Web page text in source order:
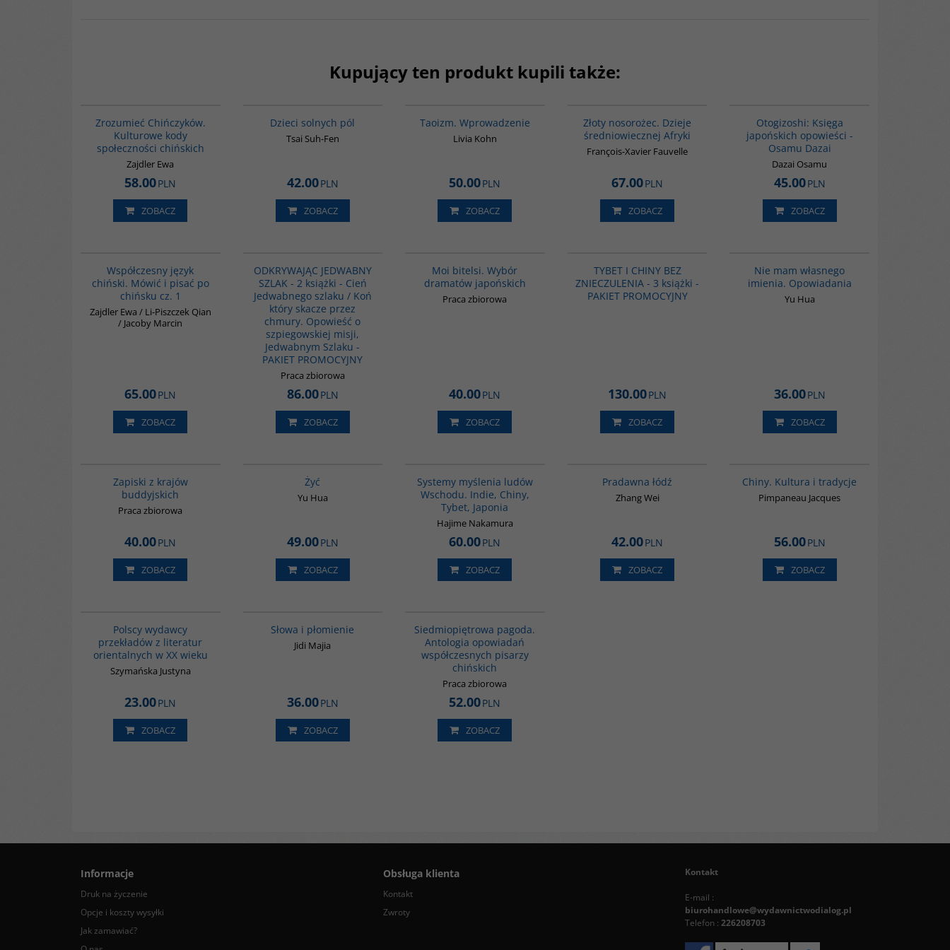
Kupujący ten produkt kupili także:
Zrozumieć Chińczyków.
Kulturowe kody
społeczności chińskich
Zajdler Ewa
58.00PLN
ZOBACZ
Dzieci solnych pól
Tsai Suh-Fen
42.00PLN
ZOBACZ
Taoizm. Wprowadzenie
Livia Kohn
50.00PLN
ZOBACZ
Złoty nosorożec. Dzieje
średniowiecznej Afryki
François-Xavier Fauvelle
67.00PLN
ZOBACZ
Otogizoshi: Księga
japońskich opowieści -
Osamu Dazai
Dazai Osamu
45.00PLN
ZOBACZ
Współczesny język
chiński. Mówić i pisać po
chińsku cz. 1
Zajdler Ewa / Li-Piszczek Qian
/ Jacoby Marcin
65.00PLN
ZOBACZ
ODKRYWAJĄC JEDWABNY
SZLAK - 2 książki - Cień
Jedwabnego szlaku / Koń
który skacze przez
chmury. Opowieść o
szpiegowskiej misji,
Jedwabnym Szlaku -
PAKIET PROMOCYJNY
Praca zbiorowa
86.00PLN
ZOBACZ
Moi bitelsi. Wybór
dramatów japońskich
Praca zbiorowa
40.00PLN
ZOBACZ
TYBET I CHINY BEZ
ZNIECZULENIA - 3 książki -
PAKIET PROMOCYJNY
130.00PLN
ZOBACZ
Nie mam własnego
imienia. Opowiadania
Yu Hua
36.00PLN
ZOBACZ
Zapiski z krajów
buddyjskich
Praca zbiorowa
40.00PLN
ZOBACZ
Żyć
Yu Hua
49.00PLN
ZOBACZ
Systemy myślenia ludów
Wschodu. Indie, Chiny,
Tybet, Japonia
Hajime Nakamura
60.00PLN
ZOBACZ
Pradawna łódź
Zhang Wei
42.00PLN
ZOBACZ
Chiny. Kultura i tradycje
Pimpaneau Jacques
56.00PLN
ZOBACZ
Polscy wydawcy
przekładów z literatur
orientalnych w XX wieku
Szymańska Justyna
23.00PLN
ZOBACZ
Słowa i płomienie
Jidi Majia
36.00PLN
ZOBACZ
Siedmiopiętrowa pagoda.
Antologia opowiadań
współczesnych pisarzy
chińskich
Praca zbiorowa
52.00PLN
ZOBACZ
Informacje
Druk na życzenie
Opcje i koszty wysyłki
Jak zamawiać?
Obsługa klienta
Kontakt
Zwroty
Kontakt
E-mail :
biurohandlowe@wydawnictwodialog.pl
Telefon : 226208703